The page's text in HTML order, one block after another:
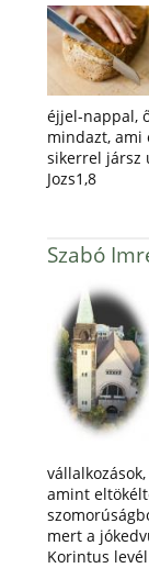
éjjel-nappal,
mindazt, ami
sikerrel jársz
Jozs1,8
Szabó
amint
mert a
Korintus